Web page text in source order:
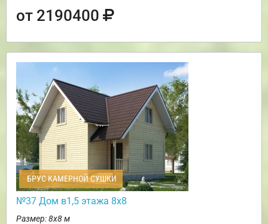
от 2190400
БРУС КАМЕРНОЙ СУШКИ
№37 Дом в1,5 этажа 8х8
Размер: 8х8 м